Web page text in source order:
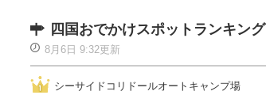
四国おでかけスポットランキング
8月6日 9:32更新
シーサイドコリドールオートキャンプ場